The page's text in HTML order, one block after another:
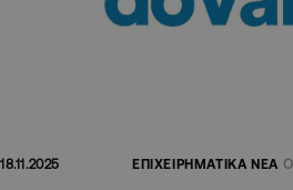
18.11.2025 ΕΠΙΧΕΙΡΗΜΑΤΙΚΑ ΝΕΑ